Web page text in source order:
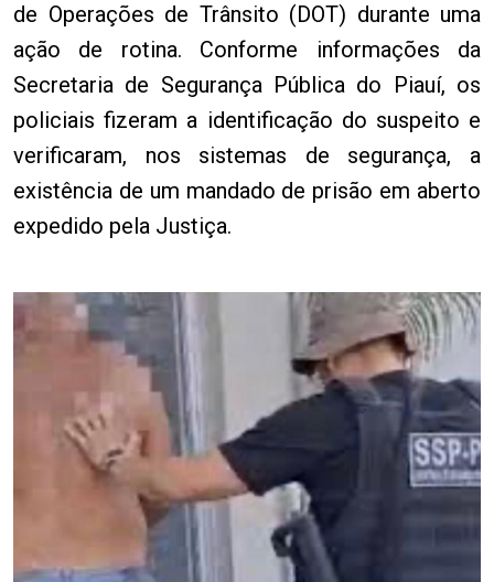
de Operações de Trânsito (DOT) durante uma
ação de rotina. Conforme informações da
Secretaria de Segurança Pública do Piauí, os
policiais fizeram a identificação do suspeito e
verificaram, nos sistemas de segurança, a
existência de um mandado de prisão em aberto
expedido pela Justiça.